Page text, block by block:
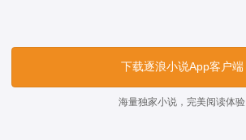
下载逐浪小说App客户端
海量独家小说，完美阅读体验